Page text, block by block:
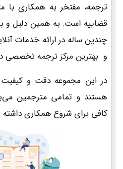
ترجمه، مفتخر به همکاری با
قضاییه است. به همین دلیل و
چندین ساله در ارائه خدمات
و بهترین مرکز ترجمه تخصصی
در این مجموعه دقت و کیفیت
هستند و تمامی مترجمین
کافی برای شروع همکاری داشته